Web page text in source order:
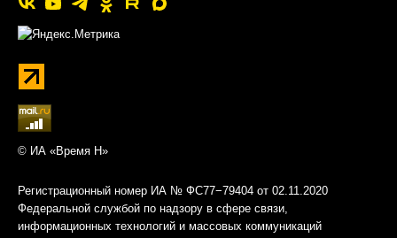
© ИА «Время Н»
Регистрационный номер ИА № ФС77−79404 от 02.11.2020
Федеральной службой по надзору в сфере связи,
информационных технологий и массовых коммуникаций